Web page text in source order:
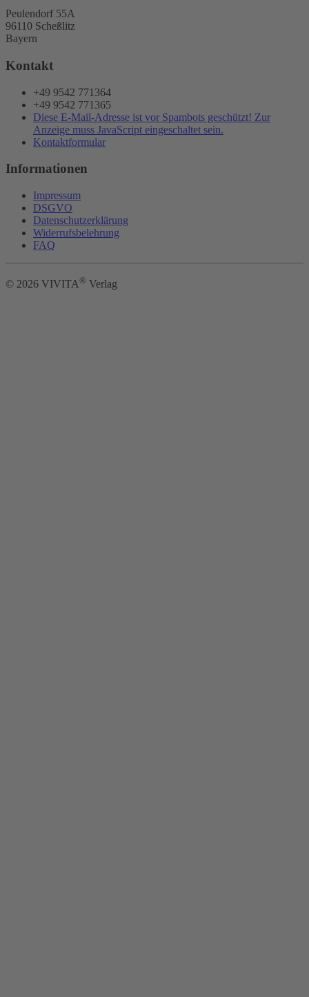
Peulendorf 55A
96110 Scheßlitz
Bayern
Kontakt
+49 9542 771364
+49 9542 771365
Diese E-Mail-Adresse ist vor Spambots geschützt! Zur
Anzeige muss JavaScript eingeschaltet sein.
Kontaktformular
Informationen
Impressum
DSGVO
Datenschutzerklärung
Widerrufsbelehrung
FAQ
© 2026 VIVITA® Verlag